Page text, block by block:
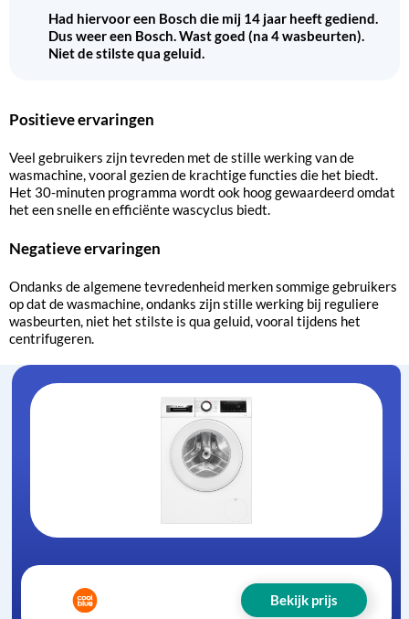
Had hiervoor een Bosch die mij 14 jaar heeft gediend.
Dus weer een Bosch. Wast goed (na 4 wasbeurten).
Niet de stilste qua geluid.
Positieve ervaringen
Veel gebruikers zijn tevreden met de stille werking van de
wasmachine, vooral gezien de krachtige functies die het biedt.
Het 30-minuten programma wordt ook hoog gewaardeerd omdat
het een snelle en efficiënte wascyclus biedt.
Negatieve ervaringen
Ondanks de algemene tevredenheid merken sommige gebruikers
op dat de wasmachine, ondanks zijn stille werking bij reguliere
wasbeurten, niet het stilste is qua geluid, vooral tijdens het
centrifugeren.
Bekijk prijs